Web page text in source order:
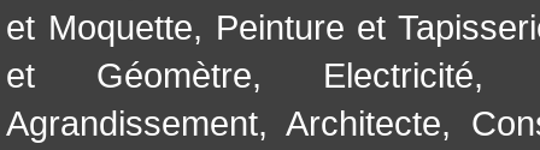
et Moquette, Peinture et
et Géomètre, Electricité
Agrandissement, Architecte,